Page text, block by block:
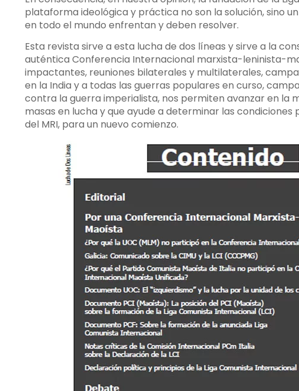
plataforma ideológica y práctica no son la solución, sino
en todo el mundo enfrentan y deben resolver.
Esta revista sirve a esta lucha de dos líneas y sirve a la
auténtica Conferencia Internacional marxista-leninista-
impactantes, reuniones bilaterales y multilaterales,
en la India y a todas las guerras populares en curso,
contra la guerra imperialista, nos permiten avanzar en la
masas en lucha y que ayude a determinar las condiciones
del MRI, para un nuevo comienzo.